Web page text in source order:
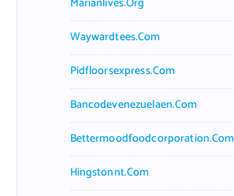
Waywardtees.com
Pidfloorsexpress.com
Bancodevenezuelaen.com
Bettermoodfoodcorporation.com
Hingstonnt.com